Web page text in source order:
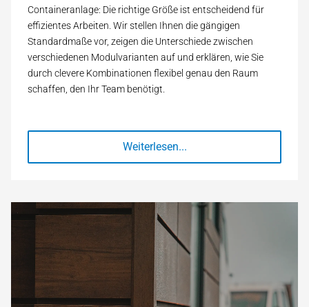
Containeranlage: Die richtige Größe ist entscheidend für
effizientes Arbeiten. Wir stellen Ihnen die gängigen
Standardmaße vor, zeigen die Unterschiede zwischen
verschiedenen Modulvarianten auf und erklären, wie Sie
durch clevere Kombinationen flexibel genau den Raum
schaffen, den Ihr Team benötigt.
Weiterlesen...